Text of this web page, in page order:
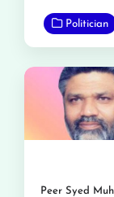
Politician